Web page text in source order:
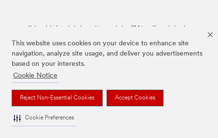
This website uses cookies on your device to enhance site
navigation, analyze site usage, and deliver you advertisements
based on your interests.
Cookie Notice
Reject Non-Essential Cookies Accept Cookies
Cookie Preferences
Yukarıdaki listede bulunan tüm markalar, 3M tescilli markalarıdır.